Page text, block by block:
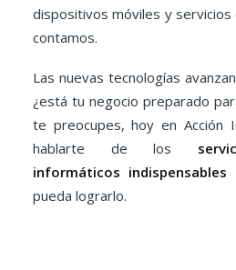
dispositivos móviles y servicios
contamos.
Las nuevas tecnologías
¿está tu negocio preparado
te preocupes, hoy en Acción
hablarte de los
informáticos indispensables
pueda lograrlo.